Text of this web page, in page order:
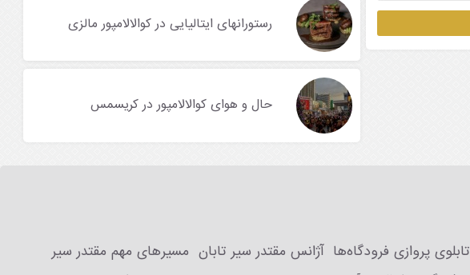
رستورانهای ایتالیایی در کوالالامپور مالزی
حال و هوای کوالالامپور در کریسمس
تابلوی پروازی فرودگاه‌ها آژانس مقتدر سیر تابان مسیرهای مهم مقتدر سیر